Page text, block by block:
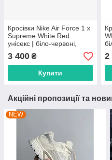
Кросівки Nike Air Force 1 x
Supreme White Red
унісекс | біло-червоні,
розміри 36–45
3 400 ₴
Купити
2
Акційні пропозиції та
NEW